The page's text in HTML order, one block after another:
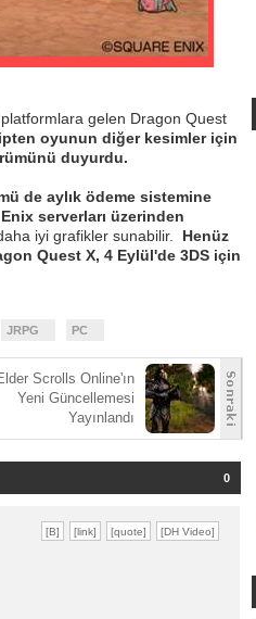
gelen Dragon Quest
oyunun diğer kesimler için
duyurdu.
de aylık ödeme sistemine
serverları üzerinden
iyi grafikler sunabilir.
Henüz
Quest X, 4 Eylül'de 3DS için
JRPG PC
Scrolls Online'ın
Yeni Güncellemesi
Yayınlandı
0